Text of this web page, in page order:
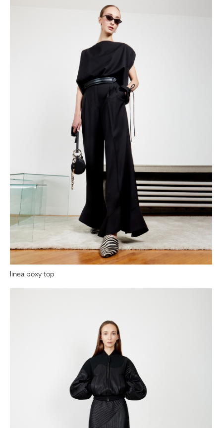
linea boxy top